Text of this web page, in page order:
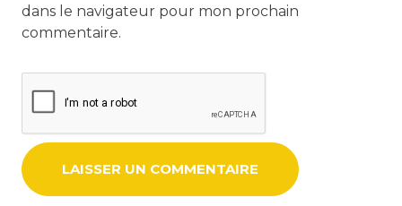
dans le navigateur pour mon prochain
commentaire.